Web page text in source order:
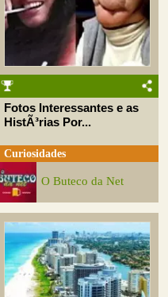
Fotos Interessantes e as
HistÃ³rias Por...
Curiosidades
O Buteco da Net